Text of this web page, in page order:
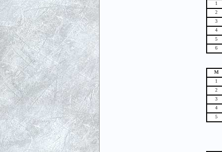
1
2
3
4
5
6
М
1
2
3
4
5